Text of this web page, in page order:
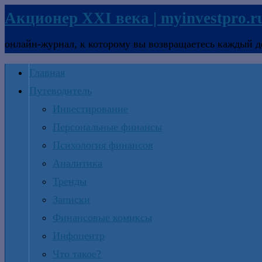
Акционер XXI века |
онлайн-журнал, к которому вы возвращаетесь каждый
Главная
Путеводитель
Инвестирование
Персональные финансы
Психология финансов
Аналитика
Тренды
Записки
Финансовые комиксы
Инфоцентр
Что такое?